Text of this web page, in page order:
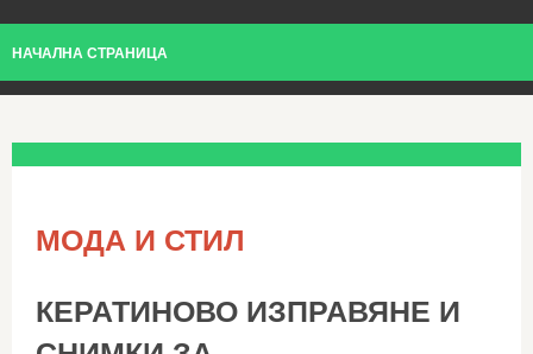
НАЧАЛНА СТРАНИЦА
МОДА И СТИЛ
КЕРАТИНОВО ИЗПРАВЯНЕ И